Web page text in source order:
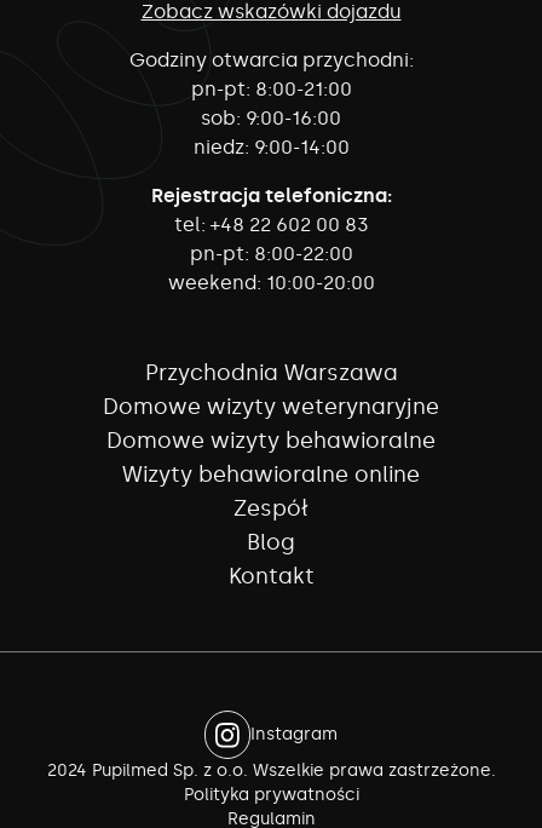
Zobacz wskazówki dojazdu
Godziny otwarcia przychodni:
pn-pt: 8:00-21:00
sob: 9:00-16:00
niedz: 9:00-14:00
Rejestracja telefoniczna:
tel: +48 22 602 00 83
pn-pt: 8:00-22:00
weekend: 10:00-20:00
Przychodnia Warszawa
Domowe wizyty weterynaryjne
Domowe wizyty behawioralne
Wizyty behawioralne online
Zespół
Blog
Kontakt
Instagram
2024 Pupilmed Sp. z o.o. Wszelkie prawa zastrzeżone.
Polityka prywatności
Regulamin